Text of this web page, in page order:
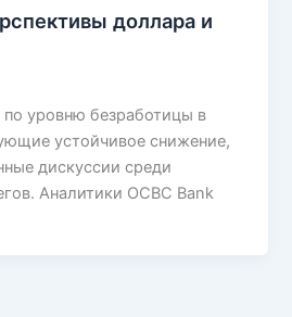
доллара и
уровню безработицы в
устойчивое снижение,
дискуссии среди
Аналитики OCBC Bank